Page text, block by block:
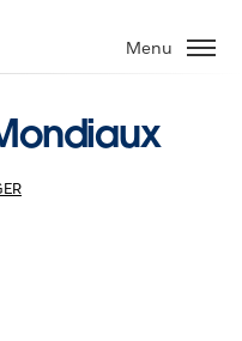
Menu